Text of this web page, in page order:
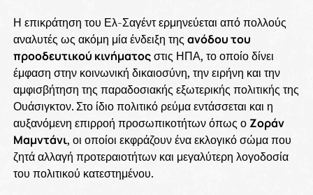
Η επικράτηση του Ελ-Σαγέντ ερμηνεύεται από πολλούς
αναλυτές ως ακόμη μία ένδειξη της ανόδου του
προοδευτικού κινήματοςστις ΗΠΑ, το οποίο δίνει
έμφαση στην κοινωνική δικαιοσύνη, την ειρήνη και την
αμφισβήτηση της παραδοσιακής εξωτερικής πολιτικής της
Ουάσιγκτον. Στο ίδιο πολιτικό ρεύμα εντάσσεται και η
αυξανόμενη επιρροή προσωπικοτήτων όπως οΖοράν
Μαμντάνι, οι οποίοι εκφράζουν ένα εκλογικό σώμα που
ζητά αλλαγή προτεραιοτήτων και μεγαλύτερη λογοδοσία
του πολιτικού κατεστημένου.